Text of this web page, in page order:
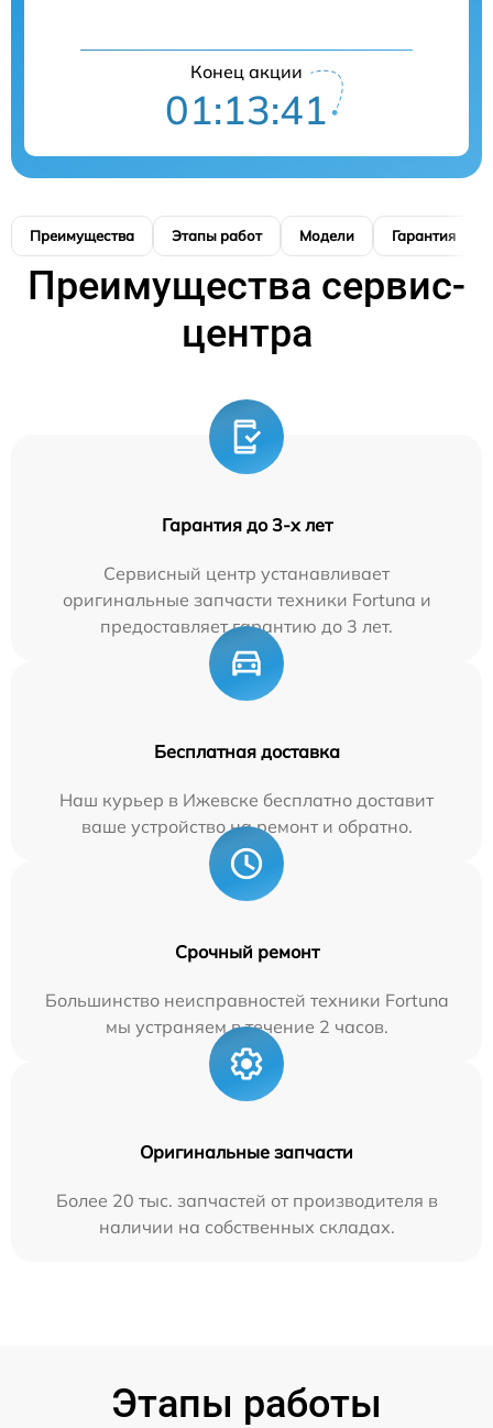
Конец акции
01:13:41
Преимущества Этапы работ Модели Гарантия
Преимущества сервис-
центра
Гарантия до 3-х лет
Сервисный центр устанавливает
оригинальные запчасти техники Fortuna и
предоставляет гарантию до 3 лет.
Бесплатная доставка
Наш курьер в Ижевске бесплатно доставит
ваше устройство на ремонт и обратно.
Срочный ремонт
Большинство неисправностей техники Fortuna
мы устраняем в течение 2 часов.
Оригинальные запчасти
Более 20 тыс. запчастей от производителя в
наличии на собственных складах.
Этапы работы